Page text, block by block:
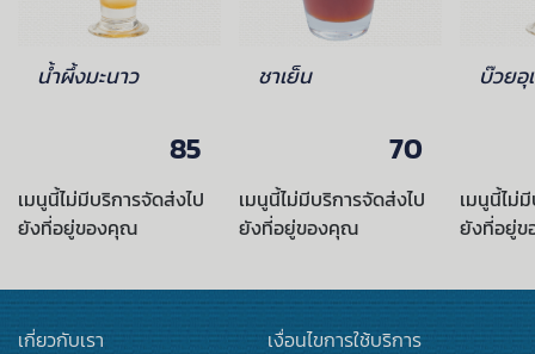
น้ำผึ้งมะนาว
85
เมนูนี้ไม่มีบริการจัดส่งไป
ยังที่อยู่ของคุณ
ชาเย็น
70
เมนูนี้ไม่มีบริการจัดส่งไป
ยังที่อยู่ของคุณ
บ๊วยอุ
เมนูนี้ไม่
ยังที่อยู่
เกี่ยวกับเรา เงื่อนไขการใช้บริการ